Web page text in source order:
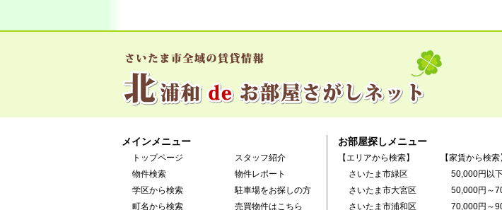
メインメニュー
トップページ
物件検索
学区から検索
町名から検索
スタッフ紹介
物件レポート
駐車場をお探しの方
売買物件はこちら
お部屋探しメニュー
【エリアから検索】
さいたま市緑区
さいたま市大宮区
さいたま市浦和区
【家賃から検索
50,000円以
50,000円～
70,000円～